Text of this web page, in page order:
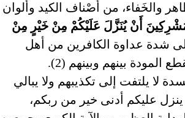
والخَفاء، من أصْناف الكيد وألوان
أَنْ يُنَزَّلَ عَلَيْكُمْ مِنْ خَيْرٍ مِنْ
بذلك تعالى شدة عداوة الكافرين من أهل
المودة بينهم وبينهم (2).
لا يلتفت إلى تكذيبهم ولا يبالي
عليكم أدنى خير من ربكم،